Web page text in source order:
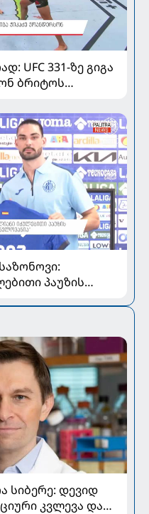
UFC 331-ზე გიგა
ბრიტოს
პაუზის
სიბერე: დევიდ
კვლევა და